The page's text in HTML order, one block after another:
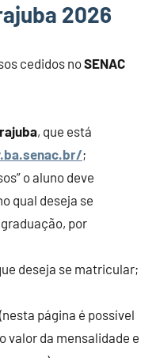
2026
cedidos noSENAC
, que está
;
o aluno deve
qual deseja se
por
deseja se matricular;
página é possível
valor da mensalidade e